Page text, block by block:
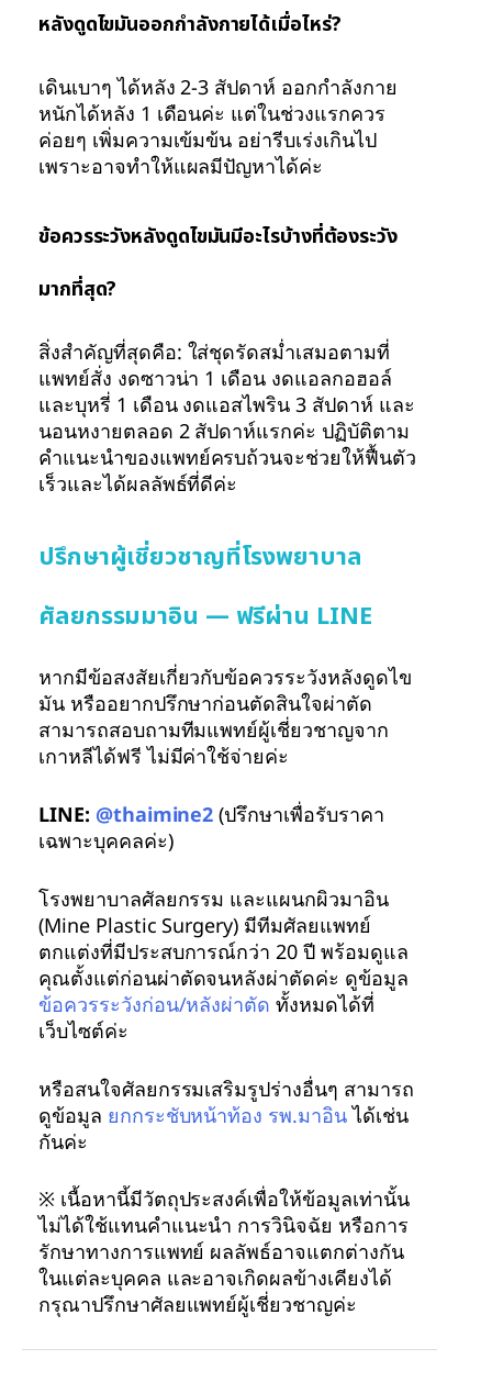
หลังดูดไขมันออกกำลังกายได้เมื่อไหร่?
เดินเบาๆ ได้หลัง 2-3 สัปดาห์ ออกกำลังกาย
หนักได้หลัง 1 เดือนค่ะ แต่ในช่วงแรกควร
ค่อยๆ เพิ่มความเข้มข้น อย่ารีบเร่งเกินไป
เพราะอาจทำให้แผลมีปัญหาได้ค่ะ
ข้อควรระวังหลังดูดไขมันมีอะไรบ้างที่ต้องระวัง
มากที่สุด?
สิ่งสำคัญที่สุดคือ: ใส่ชุดรัดสม่ำเสมอตามที่
แพทย์สั่ง งดซาวน่า 1 เดือน งดแอลกอฮอล์
และบุหรี่ 1 เดือน งดแอสไพริน 3 สัปดาห์ และ
นอนหงายตลอด 2 สัปดาห์แรกค่ะ ปฏิบัติตาม
คำแนะนำของแพทย์ครบถ้วนจะช่วยให้ฟื้นตัว
เร็วและได้ผลลัพธ์ที่ดีค่ะ
ปรึกษาผู้เชี่ยวชาญที่โรงพยาบาล
ศัลยกรรมมาอิน — ฟรีผ่าน LINE
หากมีข้อสงสัยเกี่ยวกับข้อควรระวังหลังดูดไข
มัน หรืออยากปรึกษาก่อนตัดสินใจผ่าตัด
สามารถสอบถามทีมแพทย์ผู้เชี่ยวชาญจาก
เกาหลีได้ฟรี ไม่มีค่าใช้จ่ายค่ะ
LINE: @thaimine2 (ปรึกษาเพื่อรับราคา
เฉพาะบุคคลค่ะ)
โรงพยาบาลศัลยกรรม และแผนกผิวมาอิน
(Mine Plastic Surgery) มีทีมศัลยแพทย์
ตกแต่งที่มีประสบการณ์กว่า 20 ปี พร้อมดูแล
คุณตั้งแต่ก่อนผ่าตัดจนหลังผ่าตัดค่ะ ดูข้อมูล
ข้อควรระวังก่อน/หลังผ่าตัด ทั้งหมดได้ที่
เว็บไซต์ค่ะ
หรือสนใจศัลยกรรมเสริมรูปร่างอื่นๆ สามารถ
ดูข้อมูล ยกกระชับหน้าท้อง รพ.มาอินได้เช่น
กันค่ะ
※ เนื้อหานี้มีวัตถุประสงค์เพื่อให้ข้อมูลเท่านั้น
ไม่ได้ใช้แทนคำแนะนำ การวินิจฉัย หรือการ
รักษาทางการแพทย์ ผลลัพธ์อาจแตกต่างกัน
ในแต่ละบุคคล และอาจเกิดผลข้างเคียงได้
กรุณาปรึกษาศัลยแพทย์ผู้เชี่ยวชาญค่ะ